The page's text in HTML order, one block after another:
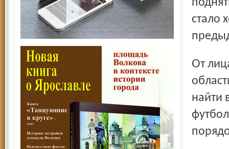
стало
От лица всех болельщиков Ярославля и Ярославской
найти